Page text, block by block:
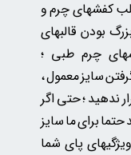
کفشهای چرم و
بودن قالبهای
چرم طبی ؛
سایز معمول ،
ندهید ؛ حتی اگر
برای ما سایز
پای شما